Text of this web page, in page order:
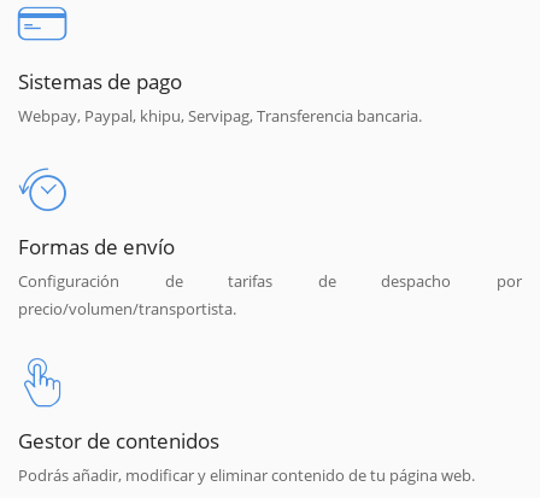
Sistemas de pago
Webpay, Paypal, khipu, Servipag, Transferencia bancaria.
Formas de envío
Configuración de tarifas de despacho por
precio/volumen/transportista.
Gestor de contenidos
Podrás añadir, modificar y eliminar contenido de tu página web.